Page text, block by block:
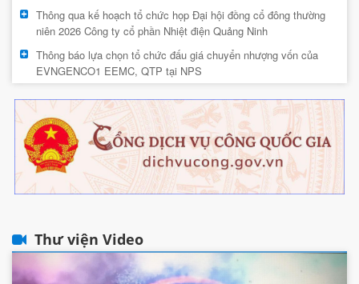
Thông qua kế hoạch tổ chức họp Đại hội đồng cổ đông thường
niên 2026 Công ty cổ phần Nhiệt điện Quảng Ninh
Thông báo lựa chọn tổ chức đấu giá chuyển nhượng vốn của
EVNGENCO1 EEMC, QTP tại NPS
Thư viện Video